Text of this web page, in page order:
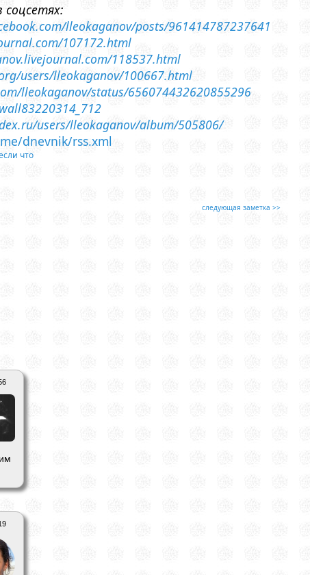
соцсетях:
lleokaganov/posts/961414787237641
107172.html
118537.html
users/lleokaganov/100667.html
lleokaganov/status/656074432620855296
users/lleokaganov/album/505806/
dnevnik/rss.xml
что
следующая заметка >>